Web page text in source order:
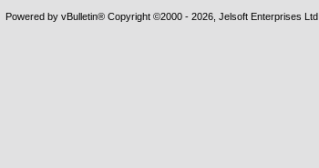
Powered by vBulletin® Copyright ©2000 - 2026, Jelsoft Enterprises Ltd.